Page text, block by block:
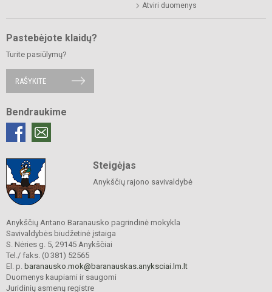
Atviri duomenys
Pastebėjote klaidų?
Turite pasiūlymų?
RAŠYKITE
Bendraukime
Steigėjas
Anykščių rajono savivaldybė
Anykščių Antano Baranausko pagrindinė mokykla
Savivaldybės biudžetinė įstaiga
S. Nėries g. 5, 29145 Anykščiai
Tel./ faks. (0 381) 52565
El. p. baranausko.mok@baranauskas.anyksciai.lm.lt
Duomenys kaupiami ir saugomi
Juridinių asmenų registre